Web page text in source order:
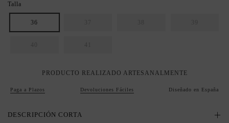
Talla
36
PRODUCTO REALIZADO ARTESANALMENTE
Paga a Plazos Devoluciones Fáciles Diseñado en España
DESCRIPCIÓN CORTA